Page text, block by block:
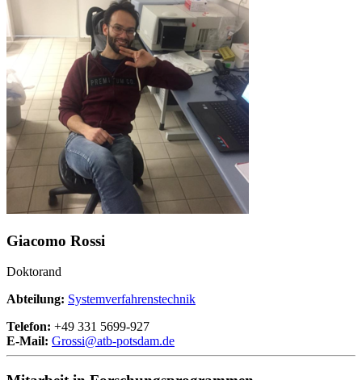
Giacomo Rossi
Doktorand
Abteilung: Systemverfahrenstechnik
Telefon: +49 331 5699-927
E-Mail: Grossi@atb-potsdam.de